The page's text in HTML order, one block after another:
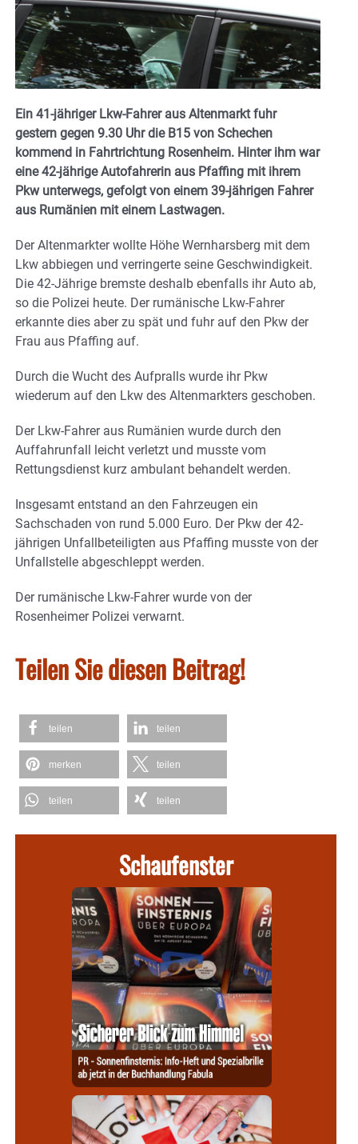
Ein 41-jähriger Lkw-Fahrer aus Altenmarkt fuhr
gestern gegen 9.30 Uhr die B15 von Schechen
kommend in Fahrtrichtung Rosenheim. Hinter ihm war
eine 42-jährige Autofahrerin aus Pfaffing mit ihrem
Pkw unterwegs, gefolgt von einem 39-jährigen Fahrer
aus Rumänien mit einem Lastwagen.
Der Altenmarkter wollte Höhe Wernharsberg mit dem
Lkw abbiegen und verringerte seine Geschwindigkeit.
Die 42-Jährige bremste deshalb ebenfalls ihr Auto ab,
so die Polizei heute. Der rumänische Lkw-Fahrer
erkannte dies aber zu spät und fuhr auf den Pkw der
Frau aus Pfaffing auf.
Durch die Wucht des Aufpralls wurde ihr Pkw
wiederum auf den Lkw des Altenmarkters geschoben.
Der Lkw-Fahrer aus Rumänien wurde durch den
Auffahrunfall leicht verletzt und musste vom
Rettungsdienst kurz ambulant behandelt werden.
Insgesamt entstand an den Fahrzeugen ein
Sachschaden von rund 5.000 Euro. Der Pkw der 42-
jährigen Unfallbeteiligten aus Pfaffing musste von der
Unfallstelle abgeschleppt werden.
Der rumänische Lkw-Fahrer wurde von der
Rosenheimer Polizei verwarnt.
Teilen Sie diesen Beitrag!
teilen teilen
merken teilen
teilen teilen
Schaufenster